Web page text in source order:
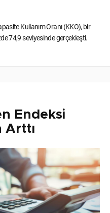
Kullanım Oranı (KKO), bir
74,9 seviyesinde gerçekleşti.
Endeksi
Arttı